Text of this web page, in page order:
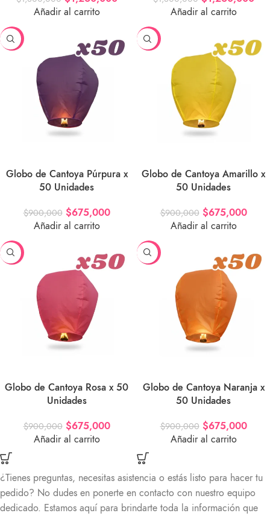
Añadir al carrito
Añadir al carrito
-25%
Globo de Cantoya Púrpura x
50 Unidades
$900,000 $675,000
Añadir al carrito
-25%
Globo de Cantoya Amarillo x
50 Unidades
$900,000 $675,000
Añadir al carrito
-25%
Globo de Cantoya Rosa x 50
Unidades
$900,000 $675,000
Añadir al carrito
-25%
Globo de Cantoya Naranja x
50 Unidades
$900,000 $675,000
Añadir al carrito
¿Tienes preguntas, necesitas asistencia o estás listo para hacer tu
pedido? No dudes en ponerte en contacto con nuestro equipo
dedicado. Estamos aquí para brindarte toda la información que